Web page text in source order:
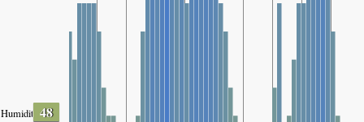
Humidity 48